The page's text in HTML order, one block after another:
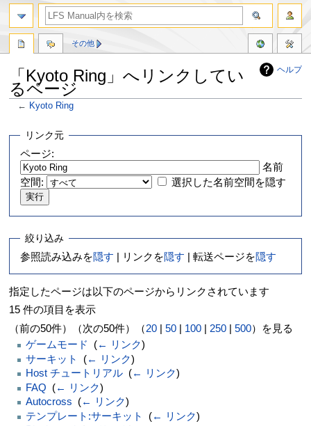
ヘルプ
「Kyoto Ring」へリンクしてい
るページ
← Kyoto Ring
移
リンク元
ページ:
名前
空間:
選択した名前空間を隠す
絞り込み
参照読み込みを隠す | リンクを隠す | 転送ページを隠す
指定したページは以下のページからリンクされています
15 件の項目を表示
（前の50件）（次の50件）（20| 50| 100| 250| 500）を見る
ゲームモード
(← リンク)
サーキット
(← リンク)
Host チュートリアル‎ (← リンク)
FAQ (← リンク)
Autocross (← リンク)
テンプレート:サーキット
(← リンク)
その他